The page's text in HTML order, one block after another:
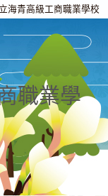
海青高級工商職業學校
職業學